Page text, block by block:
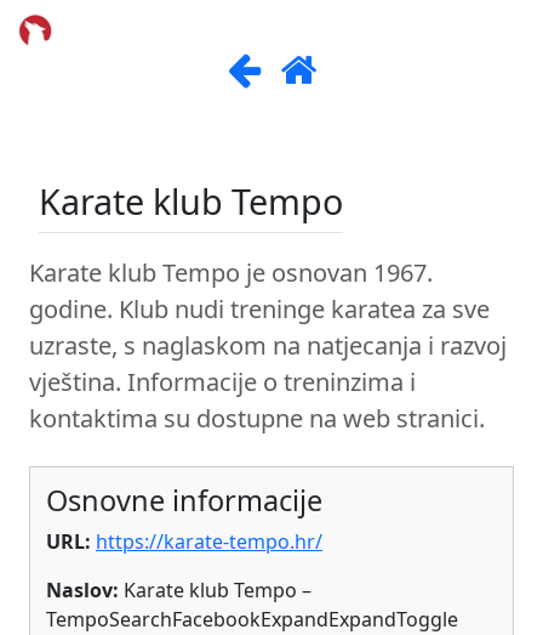
Karate klub Tempo
Karate klub Tempo je osnovan 1967.
godine. Klub nudi treninge karatea za sve
uzraste, s naglaskom na natjecanja i razvoj
vještina. Informacije o treninzima i
kontaktima su dostupne na web stranici.
Osnovne informacije
URL: https://karate-tempo.hr/
Naslov: Karate klub Tempo –
TempoSearchFacebookExpandExpandToggle